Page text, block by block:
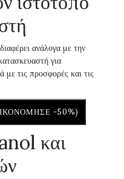
ανάλογα με την
για
με τις προσφορές και τις
-50%)
και